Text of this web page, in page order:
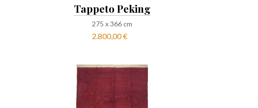
Tappeto Peking
275 x366cm
2.800,00 €